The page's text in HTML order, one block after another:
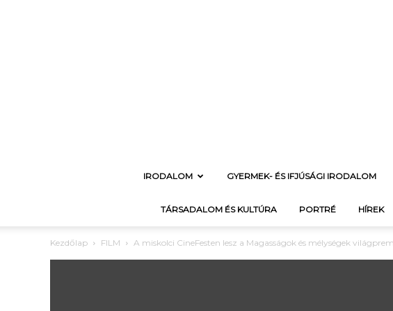
IRODALOM GYERMEK- ÉS IFJÚSÁGI IRODALOM
TÁRSADALOM ÉS KULTÚRA PORTRÉ HÍREK
Kezdőlap FILM A miskolci CineFesten lesz a Magasságok és mélységek